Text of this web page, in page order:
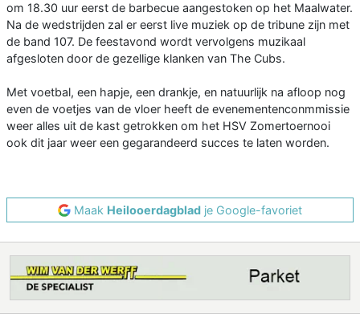
om 18.30 uur eerst de barbecue aangestoken op het Maalwater.
Na de wedstrijden zal er eerst live muziek op de tribune zijn met
de band 107. De feestavond wordt vervolgens muzikaal
afgesloten door de gezellige klanken van The Cubs.
Met voetbal, een hapje, een drankje, en natuurlijk na afloop nog
even de voetjes van de vloer heeft de evenementenconmmissie
weer alles uit de kast getrokken om het HSV Zomertoernooi
ook dit jaar weer een gegarandeerd succes te laten worden.
Maak Heilooerdagblad je Google-favoriet